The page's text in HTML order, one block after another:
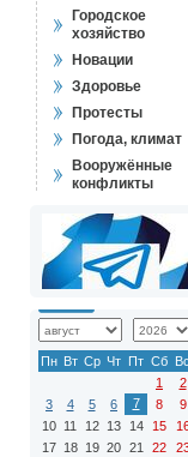
Городское
хозяйство
Новации
Здоровье
Протесты
Погода, климат
Вооружённые
конфликты
Пн Вт Ср Чт Пт Сб Вс
1
2
3
4 5 6 7 8
9
10 11 12 13 14 15
17 18 19 20 21 22